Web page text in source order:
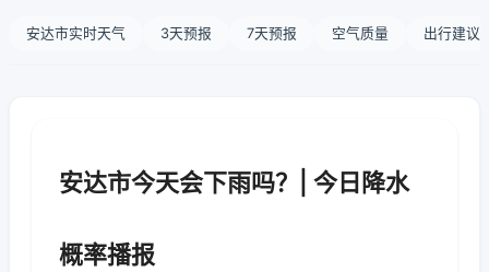
安达市实时天气 3天预报 7天预报 空气质量 出行建议
安达市今天会下雨吗？| 今日降水
概率播报